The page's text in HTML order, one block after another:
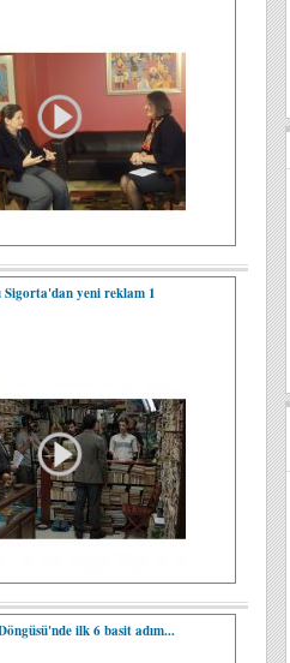
Sigorta'dan yeni reklam 1
ilk 6 basit adım...